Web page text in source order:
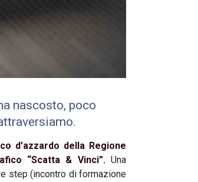
nascosto, poco
d’azzardo della Regione
“Scatta & Vinci”.Una
step (incontro di formazione